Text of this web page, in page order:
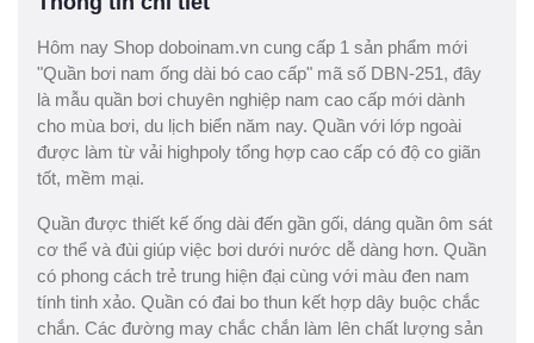
Hôm nay Shop doboinam.vn cung cấp 1 sản phẩm mới
"Quần bơi nam ống dài bó cao cấp" mã số DBN-251, đây
là mẫu quần bơi chuyên nghiệp nam cao cấp mới dành
cho mùa bơi, du lịch biển năm nay. Quần với lớp ngoài
được làm từ vải highpoly tổng hợp cao cấp có độ co giãn
tốt, mềm mại.
Quần được thiết kế ống dài đến gần gối, dáng quần ôm sát
cơ thể và đùi giúp việc bơi dưới nước dễ dàng hơn. Quần
có phong cách trẻ trung hiện đại cùng với màu đen nam
tính tinh xảo. Quần có đai bo thun kết hợp dây buộc chắc
chắn. Các đường may chắc chắn làm lên chất lượng sản